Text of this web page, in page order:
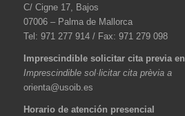
C/ Cigne 17, Bajos
07006 – Palma de Mallorca
Tel: 971 277 914 / Fax: 971 279 098
Imprescindible solicitar cita previa en
Imprescindible sol·licitar cita prèvia a
orienta@usoib.es
Horario de atención presencial